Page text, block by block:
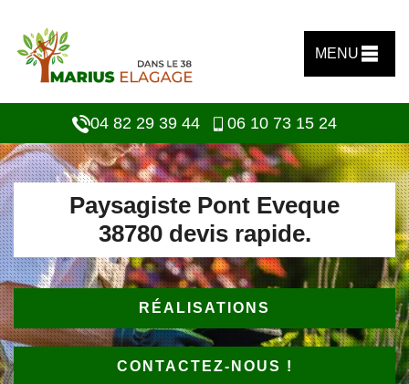
MENU
04 82 29 39 44 06 10 73 15 24
Paysagiste Pont Eveque
38780 devis rapide.
RÉALISATIONS
CONTACTEZ-NOUS !